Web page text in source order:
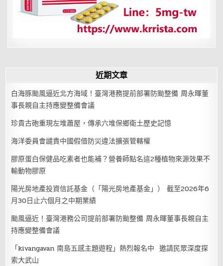
近期文章
白海豚颱風逼近北方海域！臺灣港務提前部署防颱整備 周永暉董
事長親自主持應變整備會議
珍貴古砲重現左堆蕭屋，傳承六堆保鄉衛土歷史記憶
海洋委員會譴責中國假借防災違法擴張管轄權
膠原蛋白保健品吃素者也能補？營養師點名這2種植物來源效果不
輸動物膠原
陽光房地產投資信託基金（「陽光房地產基金」） 截至2026年6
月30日止六個月之中期業績
颱風逼近！臺灣港務公司提前部署防颱整備 周永暉董事長親自主
持應變整備會議
「kivangavan 南島五感主題遊程」熱烈報名中 邀請民眾深度探
索大武山